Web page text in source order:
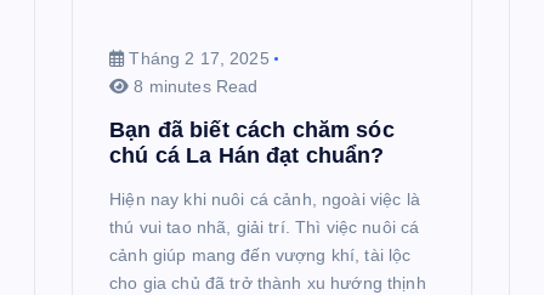
Tháng 2 17, 2025
8 minutes Read
Bạn đã biết cách chăm sóc
chú cá La Hán đạt chuẩn?
Hiện nay khi nuôi cá cảnh, ngoài việc là
thú vui tao nhã, giải trí. Thì việc nuôi cá
cảnh giúp mang đến vượng khí, tài lộc
cho gia chủ đã trở thành xu hướng thịnh